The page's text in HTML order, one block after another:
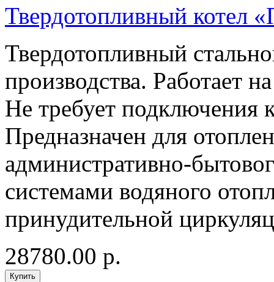
Твердотопливный котел
Твердотопливный
производства. Работает
Не требует подключения
Предназначен для
административно-
системами водяного
принудительной
28780.00 р.